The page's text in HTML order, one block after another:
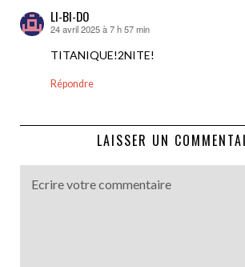
LI-BI-DO
dit :
24 avril 2025 à 7 h 57 min
TITANIQUE!2NITE!
Répondre
LAISSER UN